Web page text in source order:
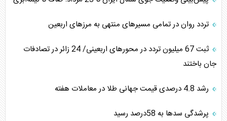
تردد روان در تمامی مسیرهای منتهی به مرزهای اربعین
‌‌ثبت 67 میلیون تردد در محورهای اربعینی/ 24 زائر در تصادفات
جان باختند
رشد 4.8 درصدی قیمت جهانی طلا در معاملات هفته
پرشدگی سدها به 58درصد رسید